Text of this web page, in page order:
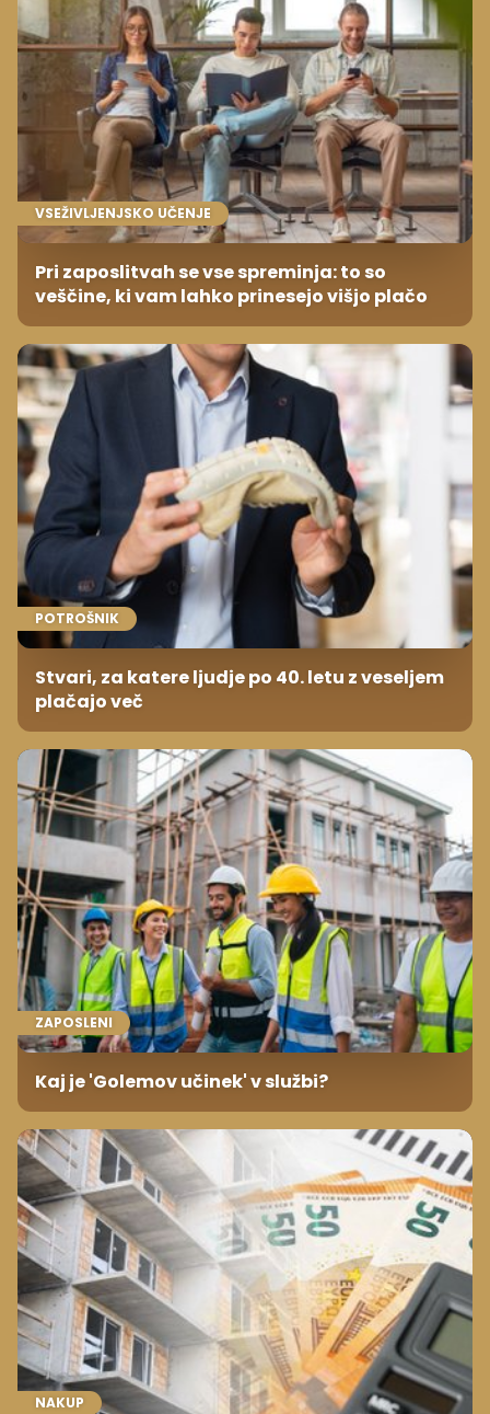
VSEŽIVLJENJSKO UČENJE
Pri zaposlitvah se vse spreminja: to so
veščine, ki vam lahko prinesejo višjo plačo
POTROŠNIK
Stvari, za katere ljudje po 40. letu z veseljem
plačajo več
ZAPOSLENI
Kaj je 'Golemov učinek' v službi?
NAKUP